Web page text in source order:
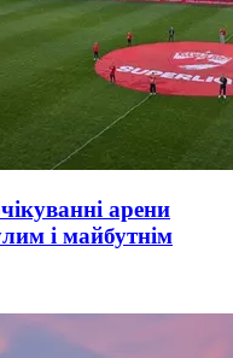
арени
і майбутнім